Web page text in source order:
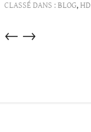
CLASSÉ DANS :BLOG,HD
Articles
→
←